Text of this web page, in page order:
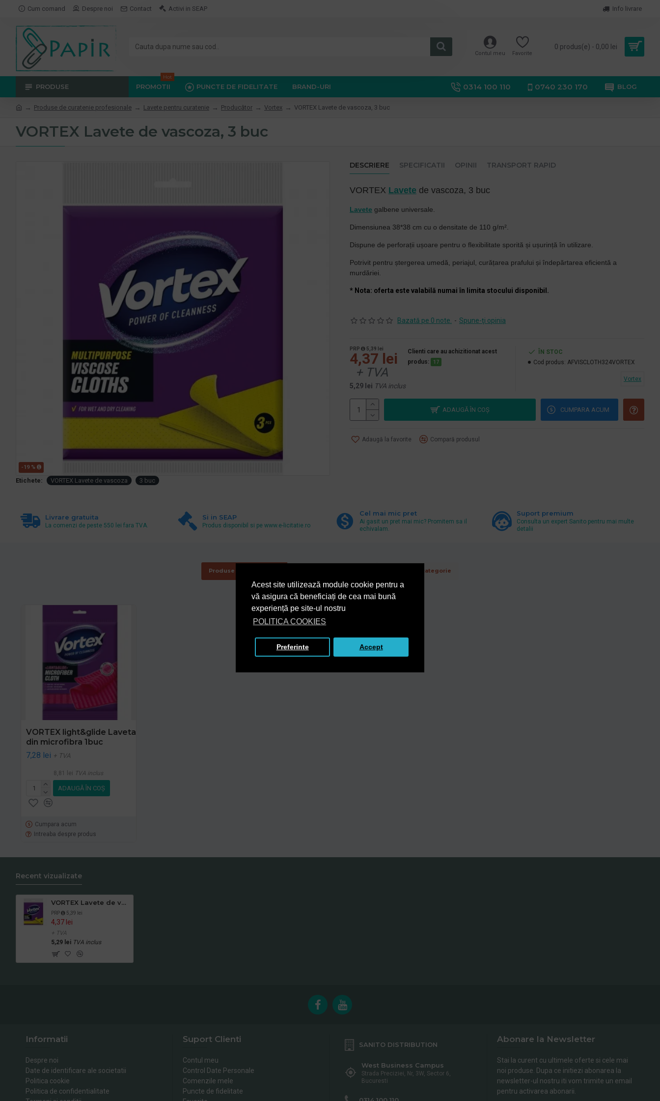
Acest site utilizează module cookie pentru a
vă asigura că beneficiați de cea mai bună
experiență pe site-ul nostru
POLITICA COOKIES
Preferinte Accept
Cum comand Despre noi Contact Activi in SEAP Info livrare
Contul meu Favorite
0 produs(e) - 0,00 lei
PRODUSE PROMOTII
Hot
PUNCTE DE FIDELITATE BRAND-URI 0314 100 110 0740 230 170 BLOG
Produse de curatenie profesionale Lavete pentru curatenie Producător Vortex VORTEX Lavete de vascoza, 3 buc
VORTEX Lavete de vascoza, 3 buc
-19 %
DESCRIERE SPECIFICATII OPINII TRANSPORT RAPID
VORTEX Lavete de vascoza, 3 buc
Lavete galbene universale.
Dimensiunea 38*38 cm cu o densitate de 110 g/m².
Dispune de perforații ușoare pentru o flexibilitate sporită și ușurință în utilizare.
Potrivit pentru ștergerea umedă, periajul, curățarea prafului și îndepărtarea eficientă a
murdăriei.
* Nota: oferta este valabilă numai în limita stocului disponibil.
Bazată pe 0 note. - Spune-ţi opinia
PRP 5,39 lei
4,37 lei
+ TVA
5,29 lei TVA inclus
Clienti care au achizitionat acest
produs:
17
ÎN STOC
Cod produs: AFVISCLOTH324VORTEX
Vortex
ADAUGĂ ÎN COŞ CUMPARA ACUM
Adaugă la favorite Compară produsul
Etichete: VORTEX Lavete de vascoza 3 buc
Livrare gratuita
La comenzi de peste 550 lei fara TVA.
Si in SEAP
Produs disponibil si pe www.e-licitatie.ro
Cel mai mic pret
Ai gasit un pret mai mic? Promitem sa il
echivalam.
Suport premium
Consulta un expert Sanito pentru mai multe
detalii
Produse Asemanatoare Din aceeasi categorie
VORTEX light&glide Laveta
din microfibra 1buc
7,28 lei + TVA
8,81 lei TVA inclus
ADAUGĂ ÎN COŞ
Cumpara acum
Intreaba despre produs
Recent vizualizate
VORTEX Lavete de vascoza, 3 buc
PRP 5,39 lei
4,37 lei
+ TVA
5,29 lei TVA inclus
Informatii
Despre noi
Date de identificare ale societatii
Politica cookie
Politica de confidentialitate
Suport Clienti
Contul meu
Control Date Personale
Comenzile mele
Puncte de fidelitate
SANITO DISTRIBUTION
West Business Campus
Strada Preciziei, Nr, 3W, Sector 6,
Bucuresti
Abonare la Newsletter
Stai la curent cu ultimele oferte si cele mai
noi produse. Dupa ce initiezi abonarea la
newsletter-ul nostru iti vom trimite un email
pentru activarea abonarii.